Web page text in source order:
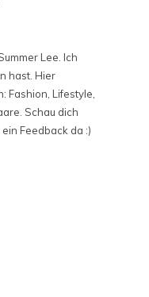
Lee. Ich
hast. Hier
Fashion, Lifestyle,
Schau dich
Feedback da :)